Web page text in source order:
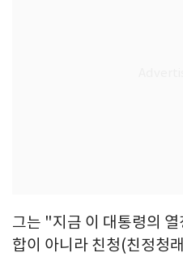
그는 "지금 이 대통령의
합이 아니라 친청(친정청